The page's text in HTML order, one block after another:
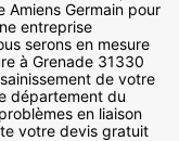
Amiens Germain pour
entreprise
serons en mesure
à Grenade 31330
de votre
département du
en liaison
votre devis gratuit